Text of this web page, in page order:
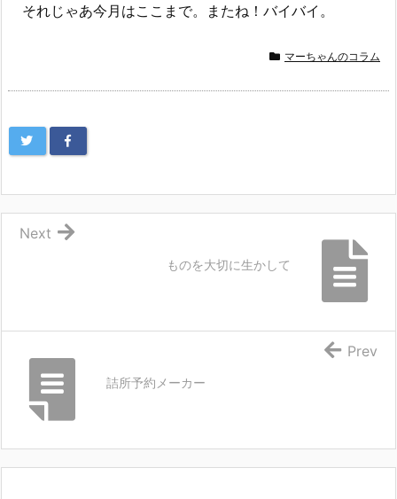
それじゃあ今月はここまで。またね！バイバイ。
マーちゃんのコラム
ものを大切に生かして
Next
詰所予約メーカー
Prev